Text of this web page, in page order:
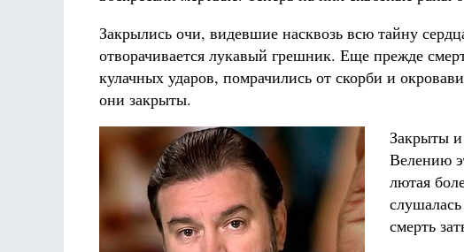
Закрылись очи, видевшие насквозь всю тайну
отворачивается лукавый грешник. Еще прежде
кулачных ударов, помрачились от скорби и
они закрыты.
Закрыты и
Велению
лютая
смерть